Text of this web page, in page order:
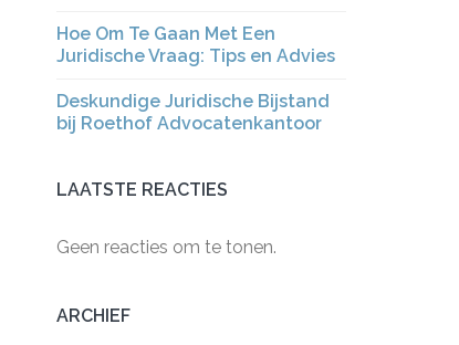
Hoe Om Te Gaan Met Een
Juridische Vraag: Tips en Advies
Deskundige Juridische Bijstand
bij Roethof Advocatenkantoor
LAATSTE REACTIES
Geen reacties om te tonen.
ARCHIEF